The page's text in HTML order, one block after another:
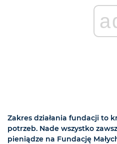
Zakres działania fundacji to
potrzeb. Nade wszystko
pieniądze na Fundację